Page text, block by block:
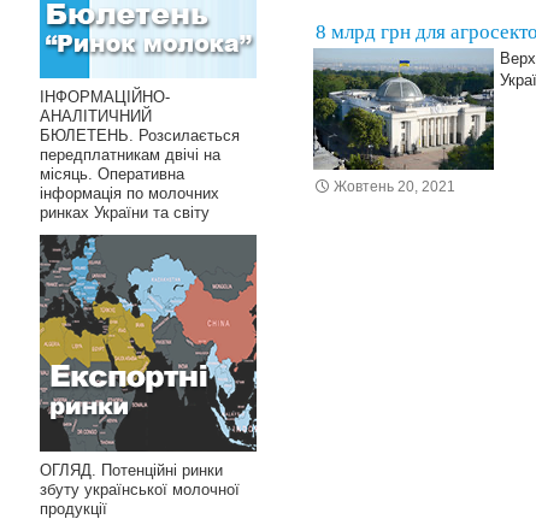
8 млрд грн для
Жовтень 20, 2021
ІНФОРМАЦІЙНО-
АНАЛІТИЧНИЙ
БЮЛЕТЕНЬ. Розсилається
передплатникам двічі на
місяць. Оперативна
інформація по молочних
ринках України та світу
ОГЛЯД. Потенційні ринки
збуту української молочної
продукції